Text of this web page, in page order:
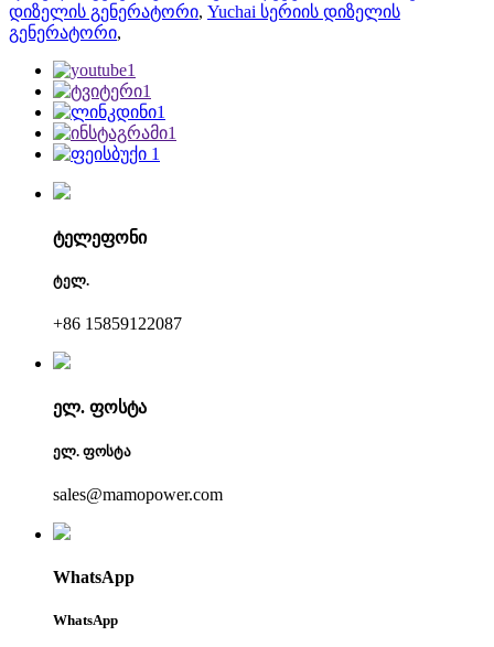
დიზელის გენერატორი, Yuchai სერიის დიზელის
გენერატორი,
ტელეფონი
ტელ.
+86 15859122087
ელ. ფოსტა
ელ. ფოსტა
sales@mamopower.com
WhatsApp
WhatsApp